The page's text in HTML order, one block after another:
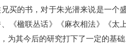
买的书，对于朱光潜来说是一个
《楹联丛话》《麻衣相法》《太
为其今后的研究打下了一定的基础